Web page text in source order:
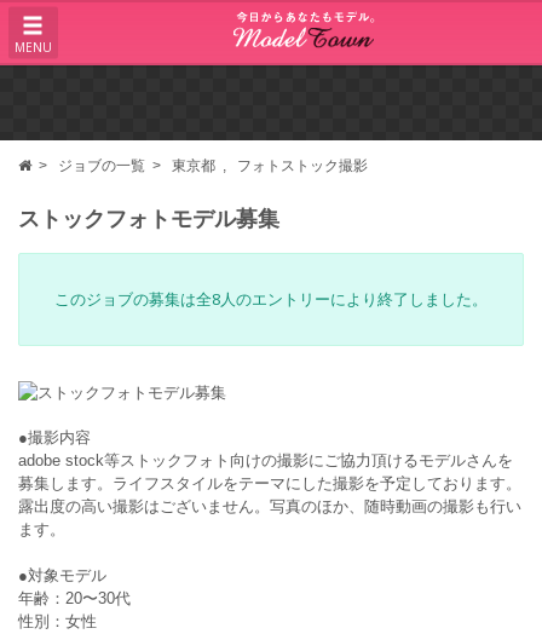
MENU
ジョブの一覧 東京都 フォトストック撮影
ストックフォトモデル募集
このジョブの募集は全8人のエントリーにより終了しました。
●撮影内容
adobe stock等ストックフォト向けの撮影にご協力頂けるモデルさんを
募集します。ライフスタイルをテーマにした撮影を予定しております。
露出度の高い撮影はございません。写真のほか、随時動画の撮影も行い
ます。
●対象モデル
年齢：20〜30代
性別：女性